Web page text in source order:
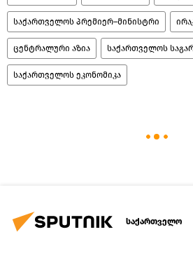
საქართველოს პრემიერ–მინისტრი
ცენტრალური აზია საქართველოს
საქართველოს ეკონომიკა
საქართველო